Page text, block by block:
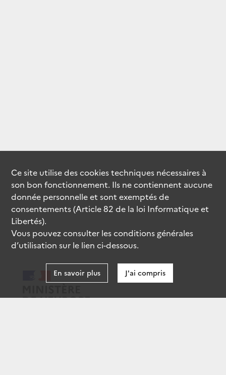
Ce site utilise descookiestechniques nécessaires à
son bon fonctionnement. Ils ne contiennent aucune
donnée personnelle et sont exemptés de
consentements (Article 82 de la loi Informatique et
Libertés).
Vous pouvez consulter les conditions générales
d’utilisation sur le lien ci-dessous.
En savoir plus J'ai compris